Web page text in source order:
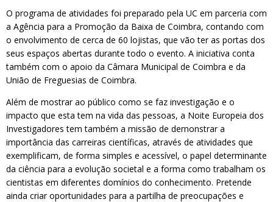
O programa de atividades foi preparado pela UC em parceria com
a Agência para a Promoção da Baixa de Coimbra, contando com
o envolvimento de cerca de 60 lojistas, que vão ter as portas dos
seus espaços abertas durante todo o evento. A iniciativa conta
também com o apoio da Câmara Municipal de Coimbra e da
União de Freguesias de Coimbra.
Além de mostrar ao público como se faz investigação e o
impacto que esta tem na vida das pessoas, a Noite Europeia dos
Investigadores tem também a missão de demonstrar a
importância das carreiras científicas, através de atividades que
exemplificam, de forma simples e acessível, o papel determinante
da ciência para a evolução societal e a forma como trabalham os
cientistas em diferentes domínios do conhecimento. Pretende
ainda criar oportunidades para a partilha de preocupações e